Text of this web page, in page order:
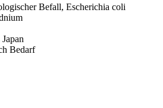
Befall, Escherichia coli
Bedarf